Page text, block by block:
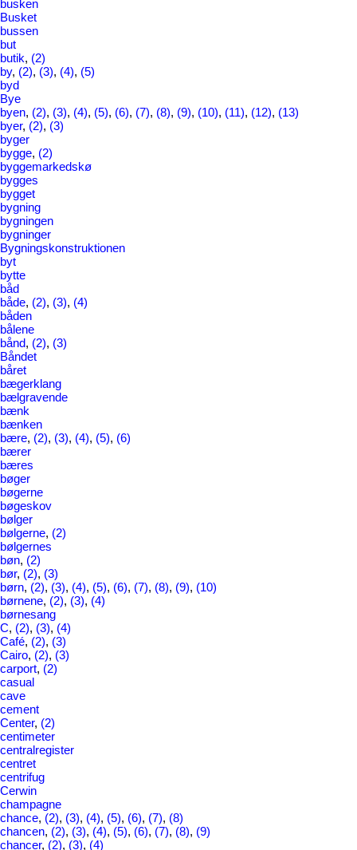
busken
Busket
bussen
but
butik, (2)
by, (2), (3), (4), (5)
byd
Bye
byen, (2), (3), (4), (5), (6), (7), (8), (9), (10), (11), (12), (13)
byer, (2), (3)
byger
bygge, (2)
byggemarkedskø
bygges
bygget
bygning
bygningen
bygninger
Bygningskonstruktionen
byt
bytte
båd
både, (2), (3), (4)
båden
bålene
bånd, (2), (3)
Båndet
båret
bægerklang
bælgravende
bænk
bænken
bære, (2), (3), (4), (5), (6)
bærer
bæres
bøger
bøgerne
bøgeskov
bølger
bølgerne, (2)
bølgernes
bøn, (2)
bør, (2), (3)
børn, (2), (3), (4), (5), (6), (7), (8), (9), (10)
børnene, (2), (3), (4)
børnesang
C, (2), (3), (4)
Café, (2), (3)
Cairo, (2), (3)
carport, (2)
casual
cave
cement
Center, (2)
centimeter
centralregister
centret
centrifug
Cerwin
champagne
chance, (2), (3), (4), (5), (6), (7), (8)
chancen, (2), (3), (4), (5), (6), (7), (8), (9)
chancer, (2), (3), (4)